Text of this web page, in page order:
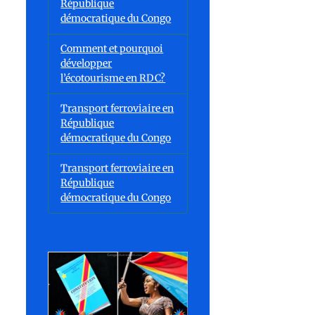
République
démocratique du Congo
Comment et pourquoi
développer
l’écotourisme en RDC?
Transport ferroviaire en
République
démocratique du Congo
Transport ferroviaire en
République
démocratique du Congo